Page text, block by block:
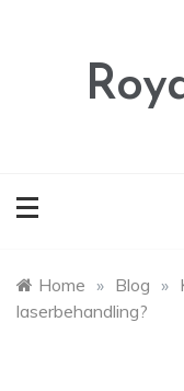
Home » Blog »
laserbehandling?